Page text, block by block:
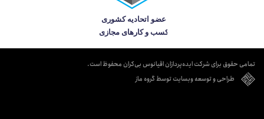
تمامی حقوق برای شرکت ایده‌پردازان اقیانوس بی‌کران محفوظ است.
طراحی و توسعه وبسایت توسط گروه ماز